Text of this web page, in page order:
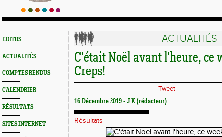
EDITOS
ACTUALITÉS
COMPTES RENDUS
CALENDRIER
RÉSULTATS
SITES INTERNET
ACTUALITÉS
C'était Noël avant l'heure, ce
Creps!
Tweet
16 Décembre 2019 - J.K (rédacteur)
Résultats